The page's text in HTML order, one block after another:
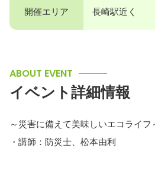
開催エリア 長崎駅近く
ABOUT EVENT
イベント詳細情報
～災害に備えて美味しいエコライフ
・講師：防災士、